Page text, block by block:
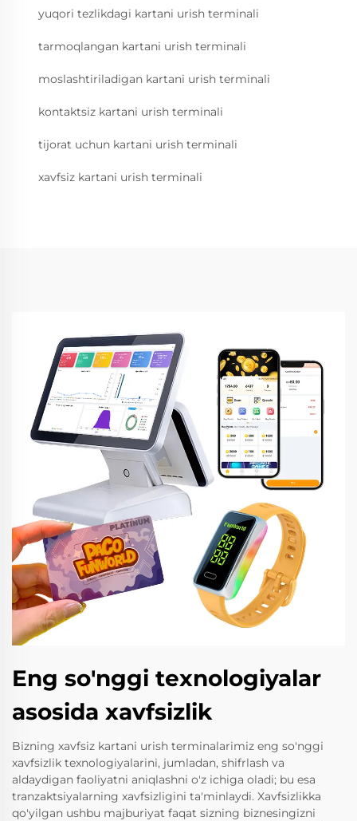
yuqori tezlikdagi kartani urish terminali
tarmoqlangan kartani urish terminali
moslashtiriladigan kartani urish terminali
kontaktsiz kartani urish terminali
tijorat uchun kartani urish terminali
xavfsiz kartani urish terminali
Eng so'nggi texnologiyalar
asosida xavfsizlik
Bizning xavfsiz kartani urish terminalarimiz eng so'nggi
xavfsizlik texnologiyalarini, jumladan, shifrlash va
aldaydigan faoliyatni aniqlashni o'z ichiga oladi; bu esa
tranzaktsiyalarning xavfsizligini ta'minlaydi. Xavfsizlikka
qo'yilgan ushbu majburiyat faqat sizning biznesingizni